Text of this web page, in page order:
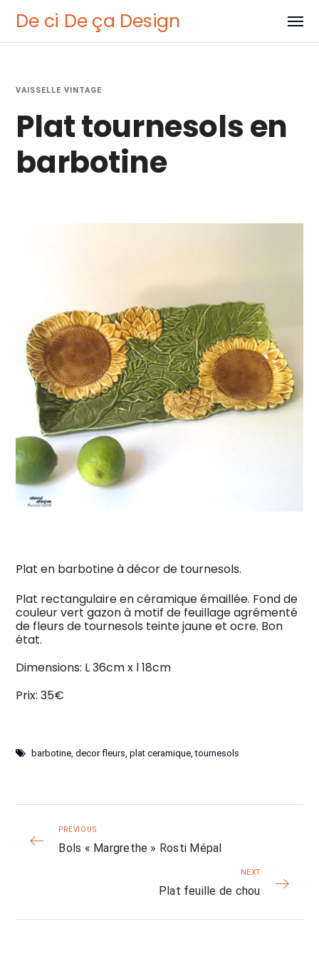
De ci De ça Design
VAISSELLE VINTAGE
Plat tournesols en
barbotine
Plat en barbotine à décor de tournesols.
Plat rectangulaire en céramique émaillée. Fond de
couleur vert gazon à motif de feuillage agrémenté
de fleurs de tournesols teinte jaune et ocre. Bon
état.
Dimensions: L 36cm x l 18cm
Prix: 35€
barbotine,decor fleurs,plat ceramique,tournesols
PREVIOUS
Bols « Margrethe » Rosti Mépal
NEXT
Plat feuille de chou